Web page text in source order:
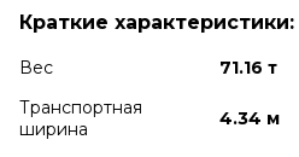
Краткие характеристики:
Вес
71.16 т
Транспортная
ширина
4.34 м